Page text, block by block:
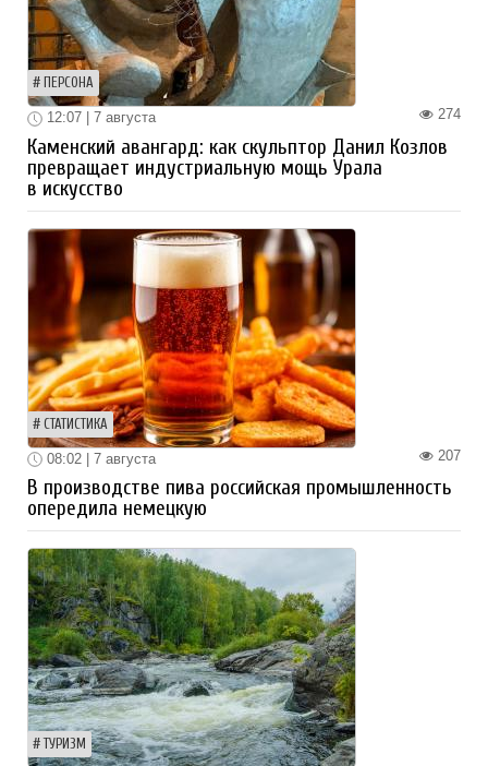
ПЕРСОНА
274
12:07 | 7 августа
Каменский авангард: как скульптор Данил Козлов
превращает индустриальную мощь Урала
в искусство
СТАТИСТИКА
207
08:02 | 7 августа
В производстве пива российская промышленность
опередила немецкую
ТУРИЗМ